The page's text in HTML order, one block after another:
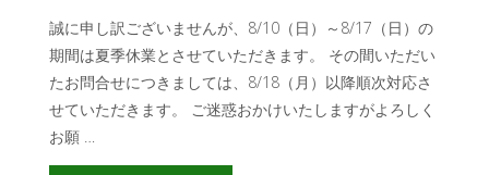
誠に申し訳ございませんが、8/10（日）～8/17（日）の
期間は夏季休業とさせていただきます。 その間いただい
たお問合せにつきましては、8/18（月）以降順次対応さ
せていただきます。 ご迷惑おかけいたしますがよろしく
お願 …